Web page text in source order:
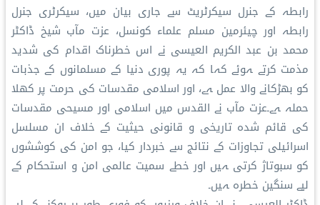
رابطہ کے جنرل سیکرٹریٹ سے جاری بیان میں، سیکرٹری جنرل
رابطہ اور چیئرمین مسلم علماء کونسل، عزت مآب شیخ ڈاکٹر
محمد بن عبد الکریم العیسی نے اس خطرناک اقدام کی شدید
مذمت کرتے ہوئے کہا کہ یہ پوری دنیا کے مسلمانوں کے جذبات
کو بھڑکانے والا عمل ہے، اور اسلامی مقدسات کی حرمت پر کھلا
حملہ ہے۔عزت مآب نے القدس میں اسلامی اور مسیحی مقدسات
کی قائم شدہ تاریخی و قانونی حیثیت کے خلاف ان مسلسل
اسرائیلی تجاوزات کے نتائج سے خبردار کیا، جو امن کی کوششوں
کو سبوتاژ کرتی ہیں اور خطے سمیت عالمی امن و استحکام کے
لیے سنگین خطرہ ہیں۔